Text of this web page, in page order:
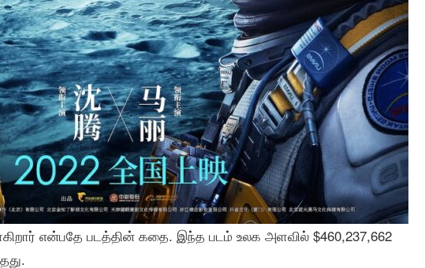
என்பதே படத்தின் கதை. இந்த படம் உலக அளவில் $460,237,662